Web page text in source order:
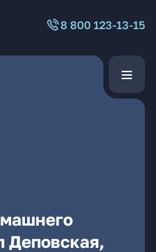
8 800 123-13-15
Деповская,